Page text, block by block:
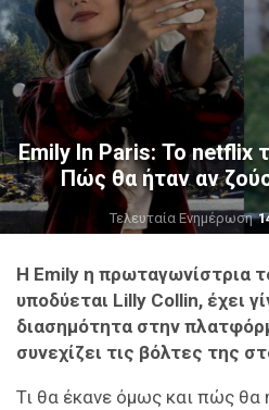
Emily In Paris: Το netflix
Πώς θα ήταν αν
Τελευταία Ενημέρωση
Η Emily η πρωταγωνίστρια
υποδύεται Lilly Collin, έχει
διασημότητα στην
συνεχίζει τις βόλτες της
Τι θα έκανε όμως και πώς θα